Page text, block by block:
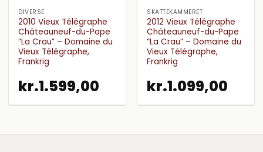
DIVERSE
2010 Vieux Télégraphe
Châteauneuf-du-Pape
“La Crau” – Domaine du
Vieux Télégraphe,
Frankrig
kr.1.599,00
SKATTEKAMMERET
2012 Vieux Télégraphe
Châteauneuf-du-Pape
“La Crau” – Domaine du
Vieux Télégraphe,
Frankrig
kr.1.099,00